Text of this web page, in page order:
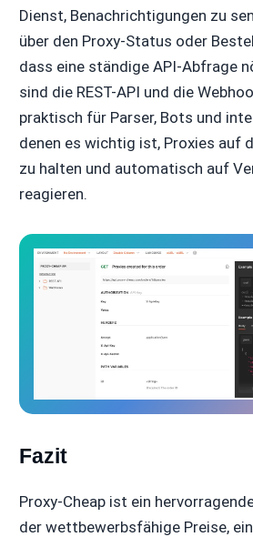
Dienst, Benachrichtigungen zu
über den Proxy-Status oder
dass eine ständige API-Abfrage
sind die REST-API und die
praktisch für Parser, Bots und
denen es wichtig ist, Proxies auf
zu halten und automatisch auf
reagieren.
Fazit
Proxy-Cheap ist ein
der wettbewerbsfähige Preise,